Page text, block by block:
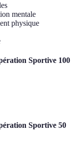
mentale
physique
Sportive 100
Sportive 50